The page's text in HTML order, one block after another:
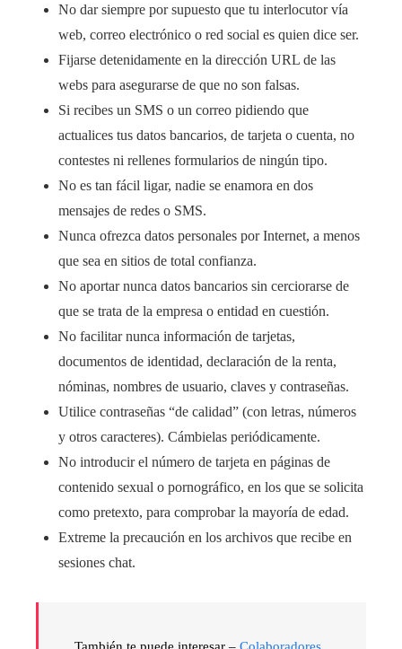
No dar siempre por supuesto que tu interlocutor vía
web, correo electrónico o red social es quien dice ser.
Fijarse detenidamente en la dirección URL de las
webs para asegurarse de que no son falsas.
Si recibes un SMS o un correo pidiendo que
actualices tus datos bancarios, de tarjeta o cuenta, no
contestes ni rellenes formularios de ningún tipo.
No es tan fácil ligar, nadie se enamora en dos
mensajes de redes o SMS.
Nunca ofrezca datos personales por Internet, a menos
que sea en sitios de total confianza.
No aportar nunca datos bancarios sin cerciorarse de
que se trata de la empresa o entidad en cuestión.
No facilitar nunca información de tarjetas,
documentos de identidad, declaración de la renta,
nóminas, nombres de usuario, claves y contraseñas.
Utilice contraseñas “de calidad” (con letras, números
y otros caracteres). Cámbielas periódicamente.
No introducir el número de tarjeta en páginas de
contenido sexual o pornográfico, en los que se solicita
como pretexto, para comprobar la mayoría de edad.
Extreme la precaución en los archivos que recibe en
sesiones chat.